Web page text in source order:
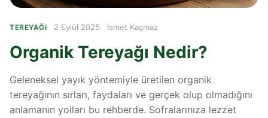
TEREYAĞI 2 Eylül 2025 İsmet Kaçmaz
Organik Tereyağı Nedir?
Geleneksel yayık yöntemiyle üretilen organik
tereyağının sırları, faydaları ve gerçek olup olmadığını
anlamanın yolları bu rehberde. Sofralarınıza lezzet